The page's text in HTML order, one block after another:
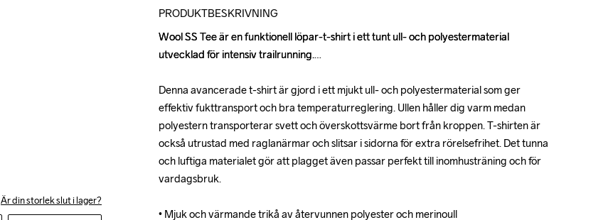
Är din storlek slut i lager?
PRODUKTBESKRIVNING
Wool SS Tee är en funktionell löpar-t-shirt i ett tunt ull- och polyestermaterial
utvecklad för intensiv trailrunning.
Denna avancerade t-shirt är gjord i ett mjukt ull- och polyestermaterial som ger
effektiv fukttransport och bra temperaturreglering. Ullen håller dig varm medan
polyestern transporterar svett och överskottsvärme bort från kroppen. T-shirten är
också utrustad med raglanärmar och slitsar i sidorna för extra rörelsefrihet. Det tunna
och luftiga materialet gör att plagget även passar perfekt till inomhusträning och för
vardagsbruk.
• Mjuk och värmande trikå av återvunnen polyester och merinoull
Wool SS Tee är en funktionell löpar-t-shirt i ett tunt ull- och polyestermaterial
utvecklad för intensiv trailrunning.
Denna avancerade t-shirt är gjord i ett mjukt ull- och polyestermaterial som ger
effektiv fukttransport och bra temperaturreglering. Ullen håller dig varm medan
polyestern transporterar svett och överskottsvärme bort från kroppen. T-shirten är
också utrustad med raglanärmar och slitsar i sidorna för extra rörelsefrihet. Det tunna
och luftiga materialet gör att plagget även passar perfekt till inomhusträning och för
vardagsbruk.
• Mjuk och värmande trikå av återvunnen polyester och merinoull